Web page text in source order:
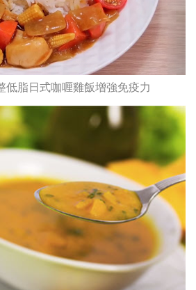
低脂日式咖喱雞飯增強免疫力